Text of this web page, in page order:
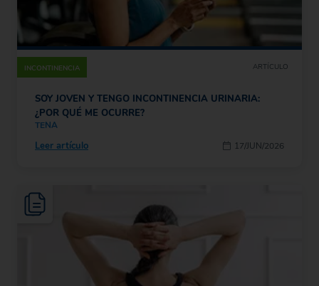
INCONTINENCIA ARTÍCULO
SOY JOVEN Y TENGO INCONTINENCIA URINARIA:
¿POR QUÉ ME OCURRE?
TENA
17/JUN/2026
Leer artículo